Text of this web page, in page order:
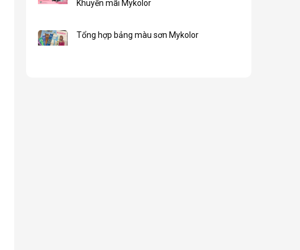
Khuyến mãi Mykolor
Tổng hợp bảng màu sơn Mykolor